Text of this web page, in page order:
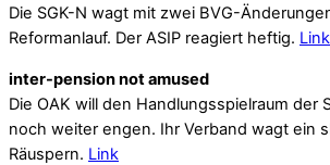
Die SGK-N wagt mit zwei BVG-
Reformanlauf. Der ASIP reagiert heftig. Link
inter-pension not amused
Die OAK will den Handlungsspielraum der
noch weiter engen. Ihr Verband wagt ein
Räuspern. Link